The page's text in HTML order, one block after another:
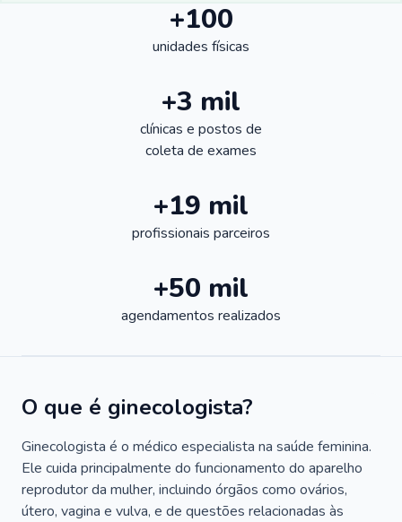
+100
unidades físicas
+3 mil
clínicas e postos de
coleta de exames
+19 mil
profissionais parceiros
+50 mil
agendamentos realizados
O que é ginecologista?
Ginecologista é o médico especialista na saúde feminina.
Ele cuida principalmente do funcionamento do aparelho
reprodutor da mulher, incluindo órgãos como ovários,
útero, vagina e vulva, e de questões relacionadas às